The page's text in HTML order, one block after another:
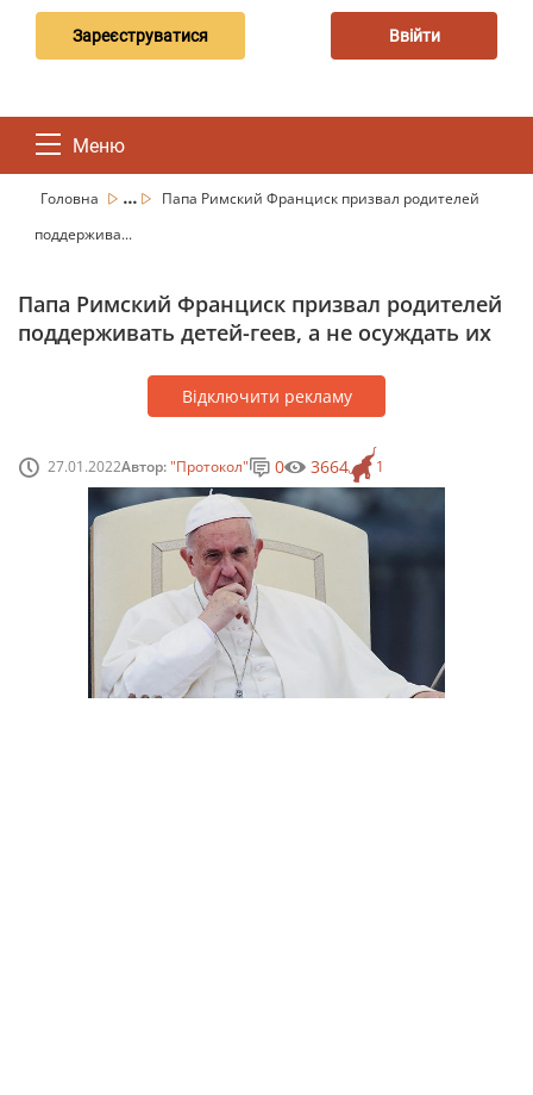
Зареєструватися Ввійти
Меню
Головна ...
Папа Римский Франциск призвал родителей
поддержива...
Папа Римский Франциск призвал родителей
поддерживать детей-геев, а не осуждать их
Відключити рекламу
27.01.2022Автор:"Протокол" 1
0 3664